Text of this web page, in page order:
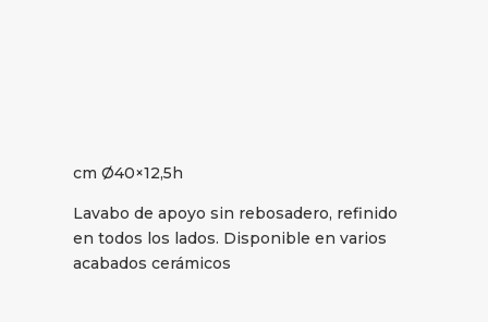
cm Ø40×12,5h
Lavabo de apoyo sin rebosadero, refinido
en todos los lados. Disponible en varios
acabados cerámicos